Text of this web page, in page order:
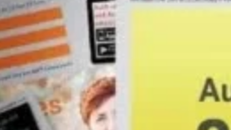
Führungskräfte finden,